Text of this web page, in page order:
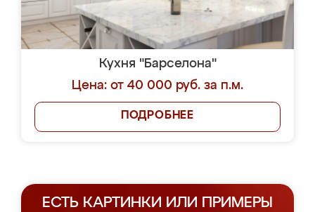
Кухня "Барселона"
Цена: от 40 000 руб. за п.м.
ПОДРОБНЕЕ
ЕСТЬ КАРТИНКИ ИЛИ ПРИМЕРЫ